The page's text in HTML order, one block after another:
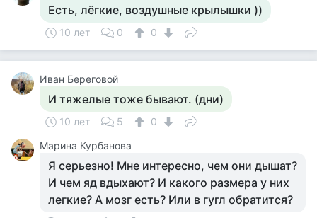
Есть, лёгкие, воздушные крылышки ))
10 лет 0 0
Иван Береговой
И тяжелые тоже бывают. (дни)
10 лет 5
0
Марина Курбанова
Я серьезно! Мне интересно, чем они дышат?
И чем яд вдыхают? И какого размера у них
легкие? А мозг есть? Или в гугл обратится?